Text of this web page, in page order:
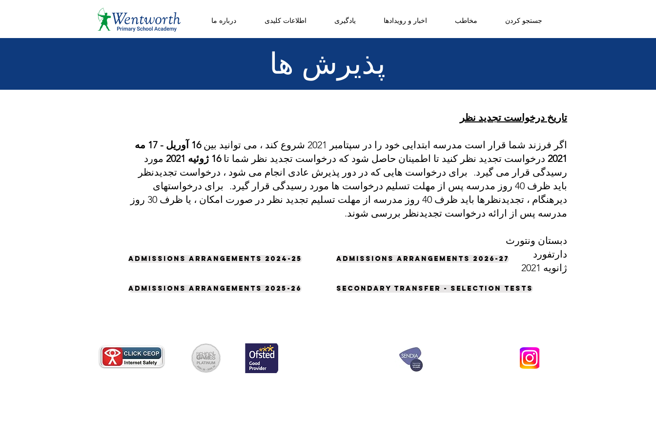
درباره ما اطلاعات کلیدی یادگیری اخبار و رویدادها مخاطب جستجو کردن
پذیرش ها
تاریخ درخواست تجدید نظر
اگر فرزند شما قرار است مدرسه ابتدایی خود را در سپتامبر 2021 شروع کند ، می توانید بین
16 آوریل - 17 مه
2021 درخواست تجدید نظر کنید تا اطمینان حاصل شود که درخواست تجدید نظر شما تا16 ژوئیه 2021
مورد
رسیدگی قرار می گیرد.
برای درخواست هایی که در دور پذیرش عادی انجام می شود ، درخواست تجدیدنظر
باید ظرف 40 روز مدرسه پس از مهلت تسلیم درخواست ها مورد رسیدگی قرار گیرد.
برای درخواستهای
دیرهنگام ، تجدیدنظرها باید ظرف 40 روز مدرسه از مهلت تسلیم تجدید نظر در صورت امکان ، یا ظرف 30 روز
مدرسه پس از ارائه درخواست تجدیدنظر بررسی شوند.
دبستان ونتورث
دارتفورد
ژانویه 2021
Admissions arrangements 2024-25 Admissions arrangements 2026-27
Admissions arrangements 2025-26 Secondary transfer - selection tests